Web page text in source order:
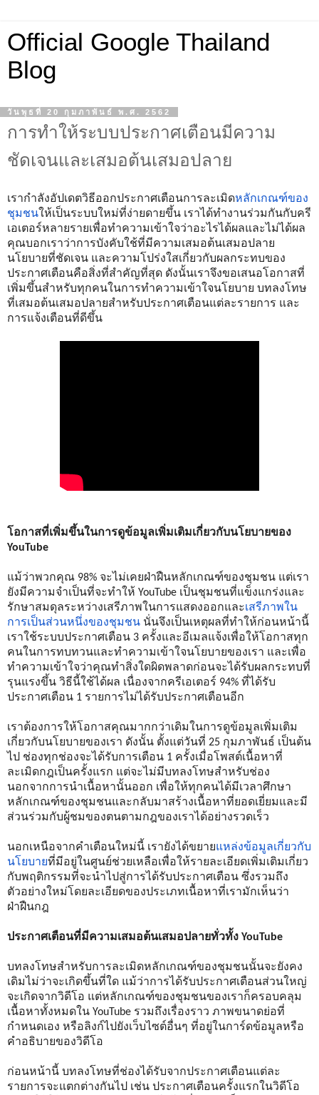
Official Google Thailand
Blog
วันพุธที่ 20 กุมภาพันธ์ พ.ศ. 2562
การทำให้ระบบประกาศเตือนมีความ
ชัดเจนและเสมอต้นเสมอปลาย
เรากำลังอัปเดตวิธีออกประกาศเตือนการละเมิดหลักเกณฑ์ของ
ชุมชน ให้เป็นระบบใหม่ที่ง่ายดายขึ้น เราได้ทำงานร่วมกันกับครี
เอเตอร์หลายรายเพื่อทำความเข้าใจว่าอะไรได้ผลและไม่ได้ผล
คุณบอกเราว่าการบังคับใช้ที่มีความเสมอต้นเสมอปลาย
นโยบายที่ชัดเจน และความโปร่งใสเกี่ยวกับผลกระทบของ
ประกาศเตือนคือสิ่งที่สำคัญที่สุด ดังนั้นเราจึงขอเสนอโอกาสที่
เพิ่มขึ้นสำหรับทุกคนในการทำความเข้าใจนโยบาย บทลงโทษ
ที่เสมอต้นเสมอปลายสำหรับประกาศเตือนแต่ละรายการ และ
การแจ้งเตือนที่ดีขึ้น
โอกาสที่เพิ่มขึ้นในการดูข้อมูลเพิ่มเติมเกี่ยวกับนโยบายของ
YouTube
แม้ว่าพวกคุณ 98% จะไม่เคยฝ่าฝืนหลักเกณฑ์ของชุมชน แต่เรา
ยังมีความจำเป็นที่จะทำให้ YouTube เป็นชุมชนที่แข็งแกร่งและ
รักษาสมดุลระหว่างเสรีภาพในการแสดงออกและเสรีภาพใน
การเป็นส่วนหนึ่งของชุมชน นั่นจึงเป็นเหตุผลที่ทำให้ก่อนหน้านี้
เราใช้ระบบประกาศเตือน 3 ครั้งและอีเมลแจ้งเพื่อให้โอกาสทุก
คนในการทบทวนและทำความเข้าใจนโยบายของเรา และเพื่อ
ทำความเข้าใจว่าคุณทำสิ่งใดผิดพลาดก่อนจะได้รับผลกระทบที่
รุนแรงขึ้น วิธีนี้ใช้ได้ผล เนื่องจากครีเอเตอร์ 94% ที่ได้รับ
ประกาศเตือน 1 รายการไม่ได้รับประกาศเตือนอีก
เราต้องการให้โอกาสคุณมากกว่าเดิมในการดูข้อมูลเพิ่มเติม
เกี่ยวกับนโยบายของเรา ดังนั้น ตั้งแต่วันที่ 25 กุมภาพันธ์ เป็นต้น
ไป ช่องทุกช่องจะได้รับการเตือน 1 ครั้งเมื่อโพสต์เนื้อหาที่
ละเมิดกฎเป็นครั้งแรก แต่จะไม่มีบทลงโทษสำหรับช่อง
นอกจากการนำเนื้อหานั้นออก เพื่อให้ทุกคนได้มีเวลาศึกษา
หลักเกณฑ์ของชุมชนและกลับมาสร้างเนื้อหาที่ยอดเยี่ยมและมี
ส่วนร่วมกับผู้ชมของตนตามกฎของเราได้อย่างรวดเร็ว
นอกเหนือจากคำเตือนใหม่นี้ เรายังได้ขยายแหล่งข้อมูลเกี่ยวกับ
นโยบายที่มีอยู่ในศูนย์ช่วยเหลือเพื่อให้รายละเอียดเพิ่มเติมเกี่ยว
กับพฤติกรรมที่จะนำไปสู่การได้รับประกาศเตือน ซึ่งรวมถึง
ตัวอย่างใหม่โดยละเอียดของประเภทเนื้อหาที่เรามักเห็นว่า
ฝ่าฝืนกฎ
ประกาศเตือนที่มีความเสมอต้นเสมอปลายทั่วทั้ง YouTube
บทลงโทษสำหรับการละเมิดหลักเกณฑ์ของชุมชนนั้นจะยังคง
เดิมไม่ว่าจะเกิดขึ้นที่ใด แม้ว่าการได้รับประกาศเตือนส่วนใหญ่
จะเกิดจากวิดีโอ แต่หลักเกณฑ์ของชุมชนของเราก็ครอบคลุม
เนื้อหาทั้งหมดใน YouTube รวมถึงเรื่องราว ภาพขนาดย่อที่
กำหนดเอง หรือลิงก์ไปยังเว็บไซต์อื่นๆ ที่อยู่ในการ์ดข้อมูลหรือ
คำอธิบายของวิดีโอ
ก่อนหน้านี้ บทลงโทษที่ช่องได้รับจากประกาศเตือนแต่ละ
รายการจะแตกต่างกันไป เช่น ประกาศเตือนครั้งแรกในวิดีโอ